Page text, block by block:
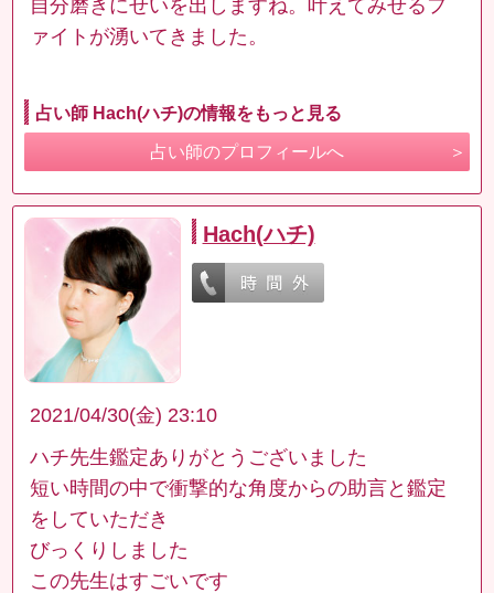
自分磨きにせいを出しますね。叶えてみせるフ
ァイトが湧いてきました。
占い師 Hach(ハチ)の情報をもっと見る
占い師のプロフィールへ
Hach(ハチ)
2021/04/30(金) 23:10
ハチ先生鑑定ありがとうございました
短い時間の中で衝撃的な角度からの助言と鑑定
をしていただき
びっくりしました
この先生はすごいです